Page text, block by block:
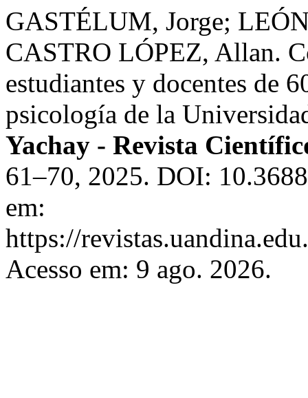
GASTÉLUM, Jorge;
CASTRO LÓPEZ, Allan.
estudiantes y docentes de
psicología de la
Yachay - Revista
61–70, 2025. DOI:
em:
https://
Acesso em: 9 ago. 2026.